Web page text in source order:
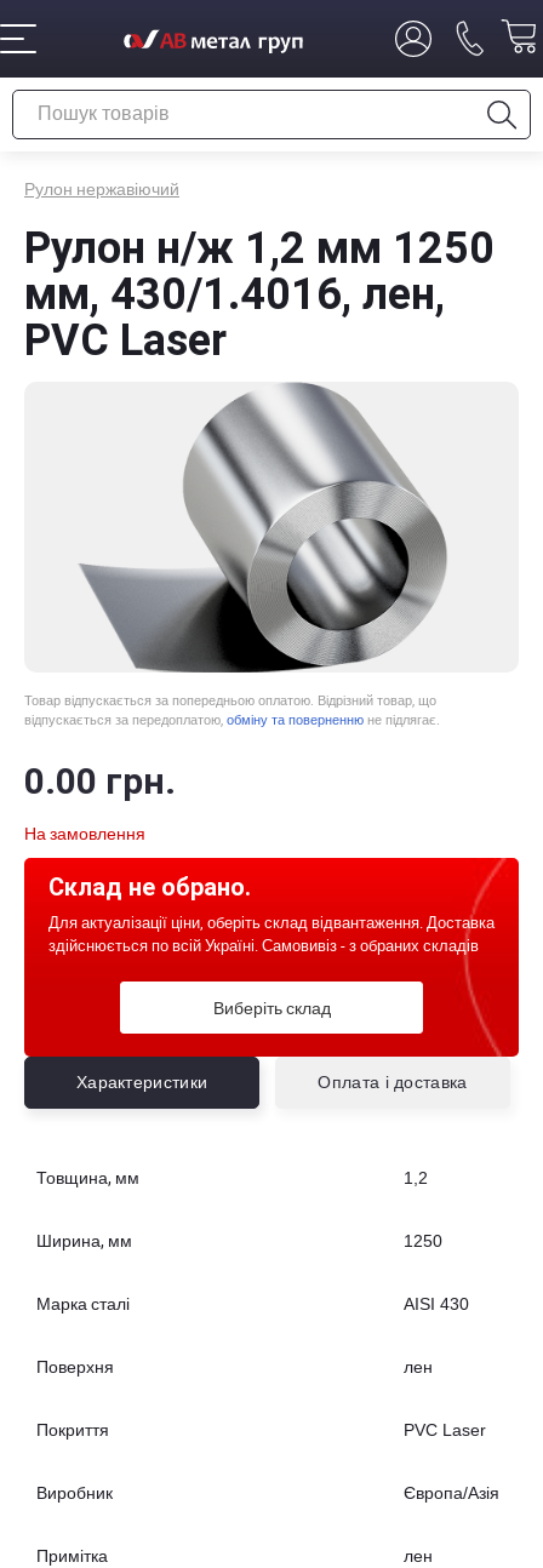
Рулон нержавіючий
Рулон н/ж 1,2 мм 1250
мм, 430/1.4016, лен,
PVC Laser
Товар відпускається за попередньою оплатою. Відрізний товар, що
відпускається за передоплатою, обміну та поверненню не підлягає.
0.00 грн.
На замовлення
Склад не обрано.
Для актуалізації ціни, оберіть склад відвантаження. Доставка
здійснюється по всій Україні. Самовивіз - з обраних складів
Виберіть склад
Характеристики Оплата і доставка
Товщина, мм 1,2
Ширина, мм 1250
Марка сталі AISI 430
Поверхня лен
Покриття PVC Laser
Виробник Європа/Азія
Примітка лен